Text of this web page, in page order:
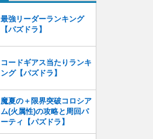
最強リーダーランキング
【パズドラ】
コードギアス当たりランキ
ング【パズドラ】
魔夏の＋限界突破コロシア
ム(火属性)の攻略と周回パ
ーティ【パズドラ】